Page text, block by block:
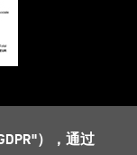
），通过